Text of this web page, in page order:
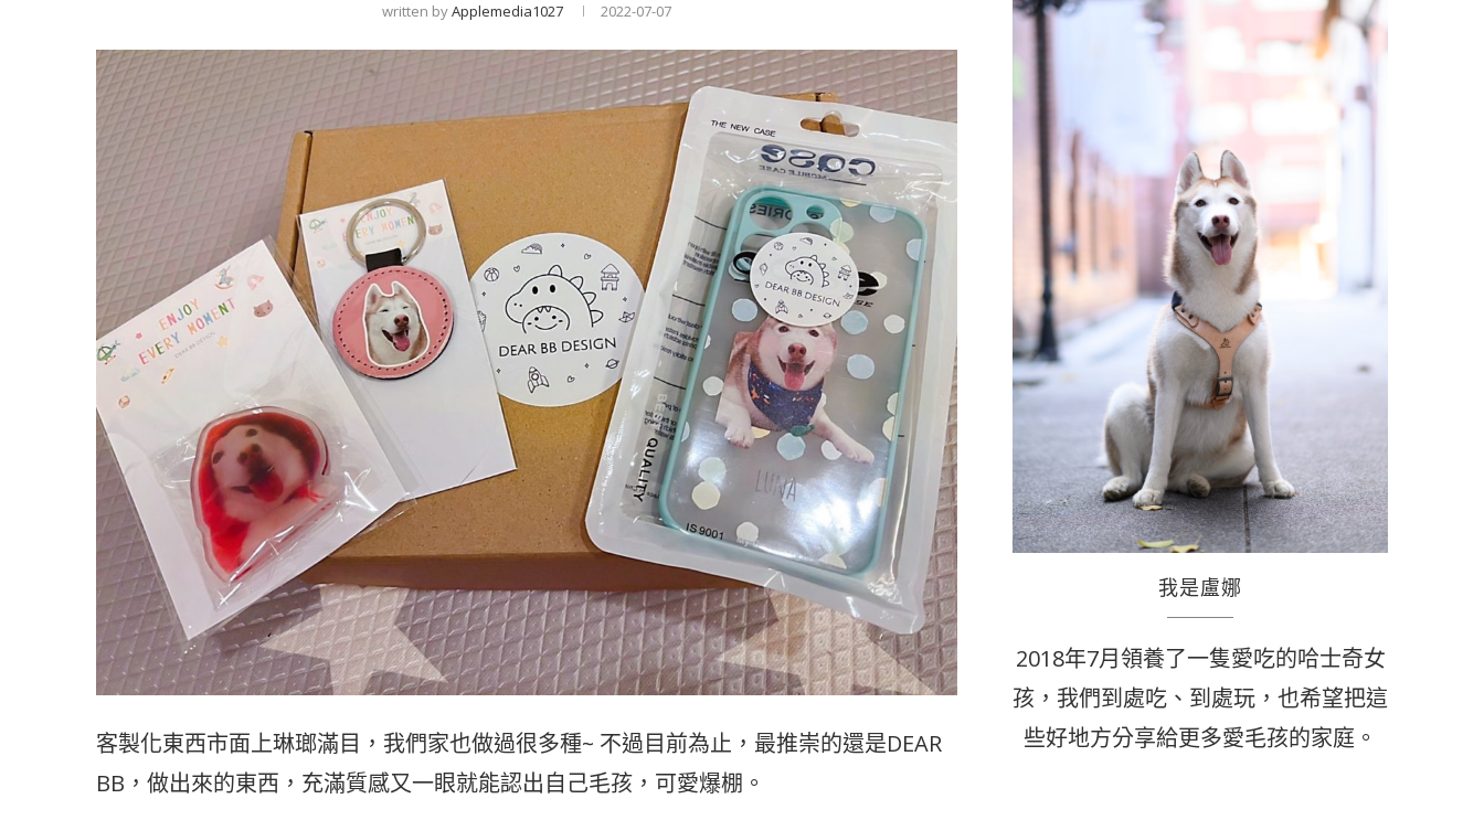
written byApplemedia1027 2022-07-07
客製化東西市面上琳瑯滿目，我們家也做過很多種~ 不過目前為止，最推崇的還是DEAR
BB，做出來的東西，充滿質感又一眼就能認出自己毛孩，可愛爆棚。
我是盧娜
2018年7月領養了一隻愛吃的哈士奇女
孩，我們到處吃、到處玩，也希望把這
些好地方分享給更多愛毛孩的家庭。